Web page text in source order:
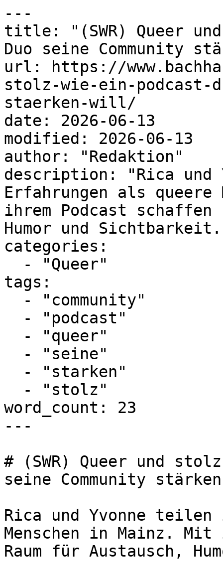
---
title: "(SWR) Queer
Duo seine Community
url: https://
stolz-wie-ein-podcast-
staerken-will/
date: 2026-06-13
modified: 2026-06-13
author: "Redaktion"
description: "Rica und
Erfahrungen als queere
ihrem Podcast
Humor und
categories:
tags:
word_count: 23
---
# (SWR) Queer und
seine Community
Rica und Yvonne
Menschen in Mainz.
Raum für Austausch,